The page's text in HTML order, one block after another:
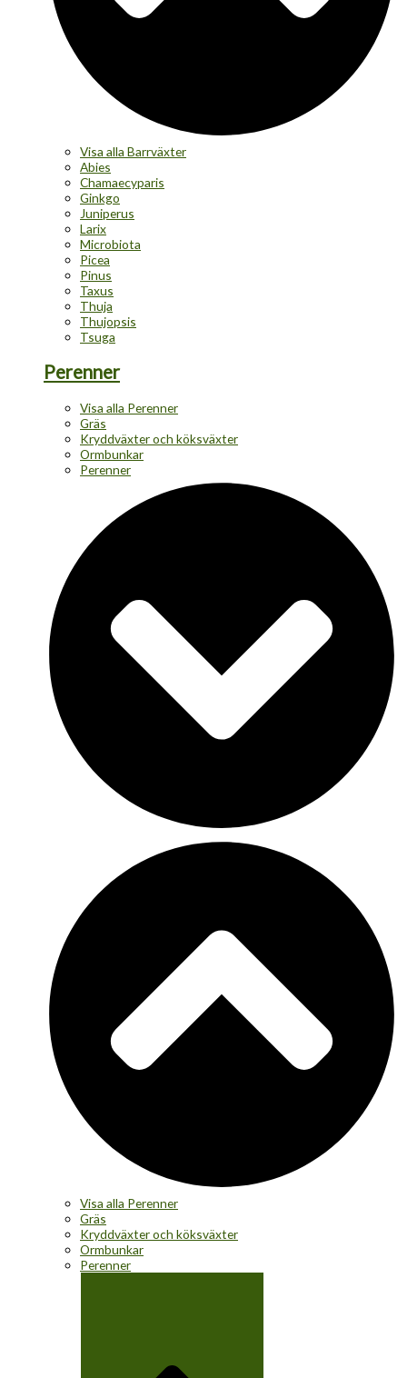
Visa alla Barrväxter
Abies
Chamaecyparis
Ginkgo
Juniperus
Larix
Microbiota
Picea
Pinus
Taxus
Thuja
Thujopsis
Tsuga
Perenner
Visa alla Perenner
Gräs
Kryddväxter och köksväxter
Ormbunkar
Perenner
Visa alla Perenner
Gräs
Kryddväxter och köksväxter
Ormbunkar
Perenner